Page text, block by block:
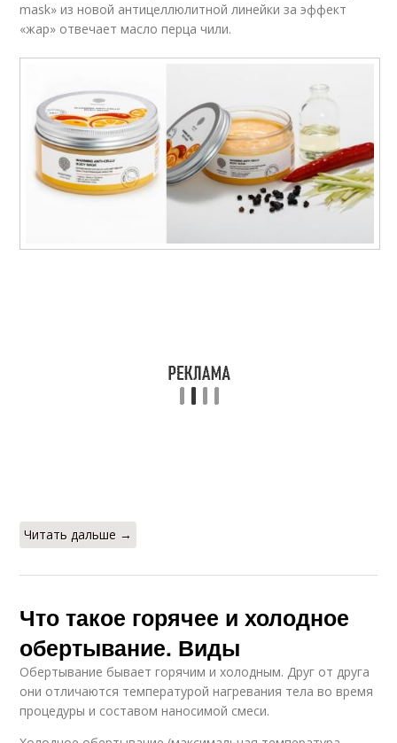
mask» из новой антицеллюлитной линейки за эффект
«жар» отвечает масло перца чили.
Читать дальше →
Что такое горячее и холодное
обертывание. Виды
Обертывание бывает горячим и холодным. Друг от друга
они отличаются температурой нагревания тела во время
процедуры и составом наносимой смеси.